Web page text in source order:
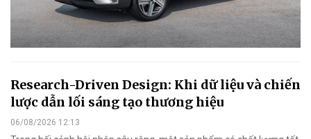
Research-Driven Design: Khi dữ liệu và chiến
lược dẫn lối sáng tạo thương hiệu
06/08/2026 12:13